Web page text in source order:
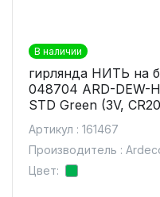
В наличии
гирлянда НИТЬ на
048704 ARD-DEW-
STD Green (3V,
Артикул : 161467
Производитель :
Цвет: